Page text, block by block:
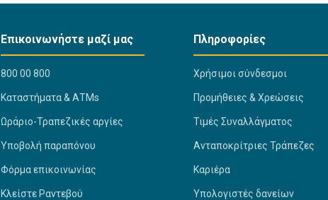
Επικοινωνήστε μαζί μας
800 00 800
Kαταστήματα & ΑΤΜs
Ωράριο-Τραπεζικές αργίες
Υποβολή παραπόνου
Φόρμα επικοινωνίας
Κλείστε Ραντεβού
Πληροφορίες
Χρήσιμοι σύνδεσμοι
Προμήθειες & Χρεώσεις
Τιμές Συναλλάγματος
Ανταποκρίτριες Τράπεζες
Καριέρα
Υπολογιστές δανείων